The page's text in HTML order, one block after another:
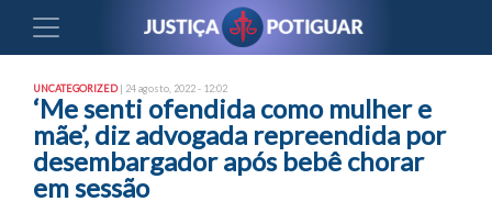
UNCATEGORIZED| 24 agosto, 2022 - 12:02
‘Me senti ofendida como mulher e
mãe’, diz advogada repreendida por
desembargador após bebê chorar
em sessão